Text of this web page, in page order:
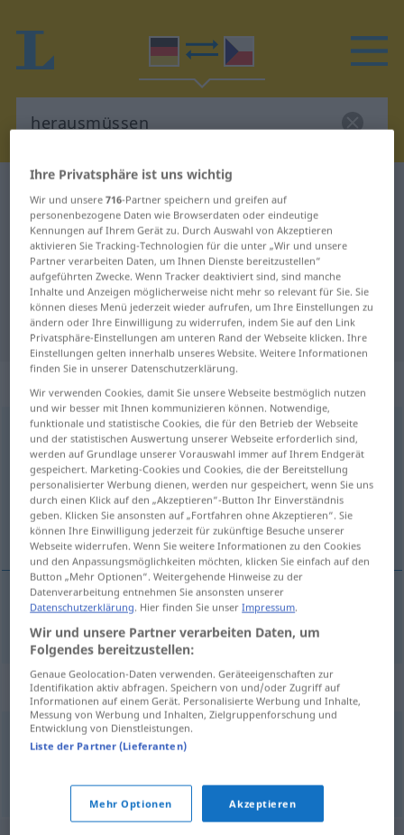
Deutsch-Tschechisch Übersetzung
für "herausmüssen"
"herausmüssen" Tschechisch
Übersetzung
„herausmüssen“
herausmüssen <irr> UMG
Übersicht aller Übersetzungen
(Für mehr Details die Übersetzung anklicken/antippen)
muset ven
Synonyme für "herausmüssen"
aufstehen
© OpenThesaurus.de
Ihre Privatsphäre ist uns wichtig
Wir und unsere716-Partner speichern und greifen auf
personenbezogene Daten wie Browserdaten oder eindeutige
Kennungen auf Ihrem Gerät zu. Durch Auswahl von Akzeptieren
aktivieren Sie Tracking-Technologien für die unter „Wir und unsere
Partner verarbeiten Daten, um Ihnen Dienste bereitzustellen“
aufgeführten Zwecke. Wenn Tracker deaktiviert sind, sind manche
Inhalte und Anzeigen möglicherweise nicht mehr so relevant für Sie. Sie
können dieses Menü jederzeit wieder aufrufen, um Ihre Einstellungen zu
ändern oder Ihre Einwilligung zu widerrufen, indem Sie auf den Link
Privatsphäre-Einstellungen am unteren Rand der Webseite klicken. Ihre
Einstellungen gelten innerhalb unseres Website. Weitere Informationen
finden Sie in unserer Datenschutzerklärung.
Wir verwenden Cookies, damit Sie unsere Webseite bestmöglich nutzen
und wir besser mit Ihnen kommunizieren können. Notwendige,
funktionale und statistische Cookies, die für den Betrieb der Webseite
und der statistischen Auswertung unserer Webseite erforderlich sind,
werden auf Grundlage unserer Vorauswahl immer auf Ihrem Endgerät
gespeichert. Marketing-Cookies und Cookies, die der Bereitstellung
personalisierter Werbung dienen, werden nur gespeichert, wenn Sie uns
durch einen Klick auf den „Akzeptieren“-Button Ihr Einverständnis
geben. Klicken Sie ansonsten auf „Fortfahren ohne Akzeptieren“. Sie
können Ihre Einwilligung jederzeit für zukünftige Besuche unserer
Webseite widerrufen. Wenn Sie weitere Informationen zu den Cookies
und den Anpassungsmöglichkeiten möchten, klicken Sie einfach auf den
Button „Mehr Optionen“. Weitergehende Hinweise zu der
Datenverarbeitung entnehmen Sie ansonsten unserer
Datenschutzerklärung. Hier finden Sie unserImpressum.
Wir und unsere Partner verarbeiten Daten, um
Folgendes bereitzustellen:
Genaue Geolocation-Daten verwenden. Geräteeigenschaften zur
Identifikation aktiv abfragen. Speichern von und/oder Zugriff auf
Informationen auf einem Gerät. Personalisierte Werbung und Inhalte,
Messung von Werbung und Inhalten, Zielgruppenforschung und
Entwicklung von Dienstleistungen.
Liste der Partner (Lieferanten)
Mehr Optionen Akzeptieren